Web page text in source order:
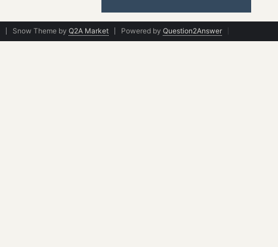
Snow Theme by Q2A Market Powered by Question2Answer